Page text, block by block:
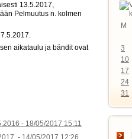
13.5.2017,
Pelmuutus n. kolmen
aikataulu ja bändit ovat
- 18/05/2017 15:11
M
3
10
17
24
31